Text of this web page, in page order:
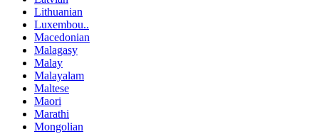
Lithuanian
Luxembou..
Macedonian
Malagasy
Malay
Malayalam
Maltese
Maori
Marathi
Mongolian